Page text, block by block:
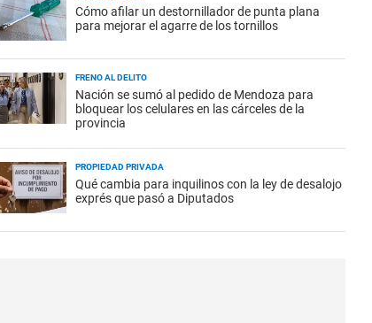
Cómo afilar un destornillador de punta plana
para mejorar el agarre de los tornillos
FRENO AL DELITO
Nación se sumó al pedido de Mendoza para
bloquear los celulares en las cárceles de la
provincia
PROPIEDAD PRIVADA
Qué cambia para inquilinos con la ley de desalojo
exprés que pasó a Diputados